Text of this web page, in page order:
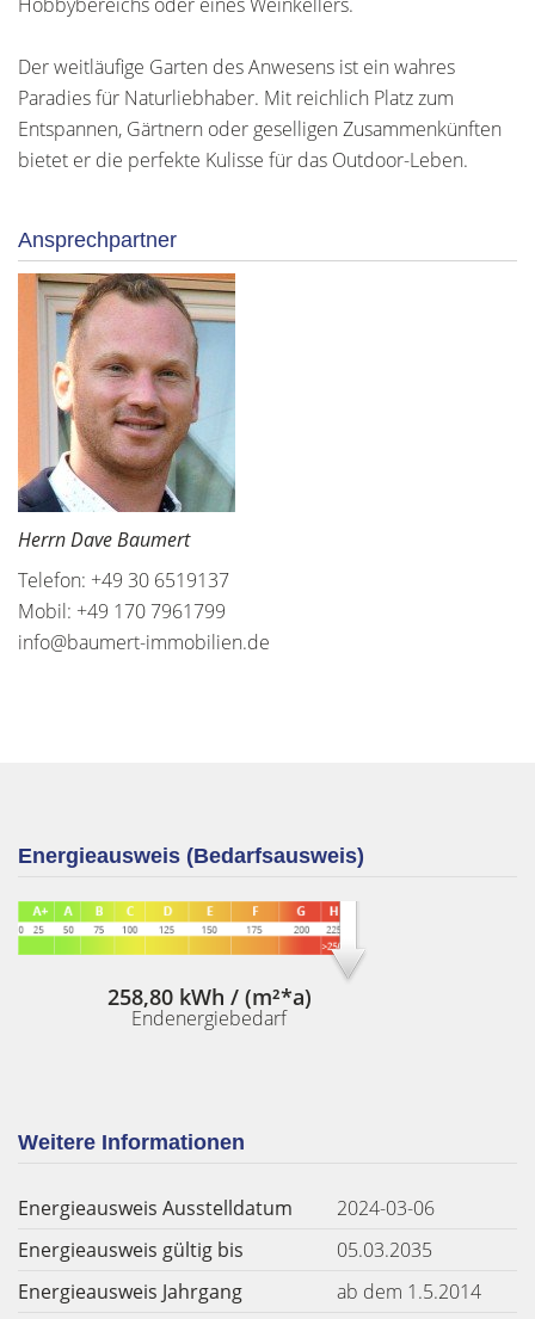
Der weitläufige Garten des Anwesens ist ein wahres
Paradies für Naturliebhaber. Mit reichlich Platz zum
Entspannen, Gärtnern oder geselligen Zusammenkünften
bietet er die perfekte Kulisse für das Outdoor-Leben.
Ansprechpartner
Herrn Dave Baumert
Telefon: +49 30 6519137
Mobil: +49 170 7961799
info@baumert-immobilien.de
Energieausweis (Bedarfsausweis)
258,80 kWh / (m²*a)
Endenergiebedarf
Weitere Informationen
Energieausweis Ausstelldatum
2024-03-06
Energieausweis gültig bis
05.03.2035
Energieausweis Jahrgang
ab dem 1.5.2014